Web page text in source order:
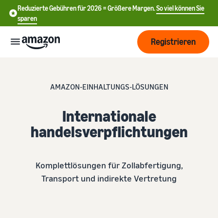
Reduzierte Gebühren für 2026 = Größere Margen.So viel können Sie
sparen
dem
Verkauf
Amazon
Übersicht über die
Versand durch Amazon
Erreichen
Sie mehr
Preisgestaltung
中
文
English
Registrieren
AMAZON-EINHALTUNGS-LÖSUNGEN
Internationale
handelsverpflichtungen
Komplettlösungen für Zollabfertigung,
Transport und indirekte Vertretung